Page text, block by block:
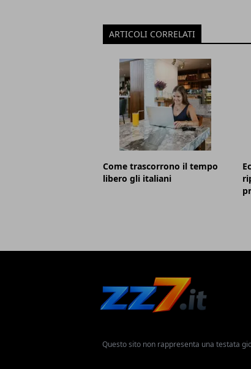
ARTICOLI CORRELATI
Come trascorrono il tempo
libero gli italiani
Questo sito non rappresenta una testata